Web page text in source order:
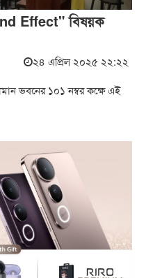
Effect" বিষয়ক
২৪ এপ্রিল ২০২৫ ২২:২২
ভবনের ১০১ নম্বর কক্ষে এই